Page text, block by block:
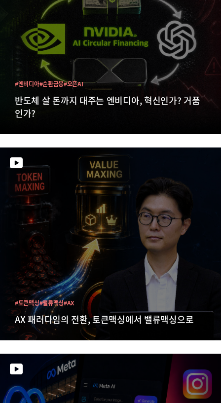
반도체 살 돈까지 대주는 엔비디아, 혁신인가? 거품
인가?
#엔비디아#순환금융#오픈AI
AX 패러다임의 전환, 토큰맥싱에서 밸류맥싱으로
#토큰맥싱#밸류맥싱#AX